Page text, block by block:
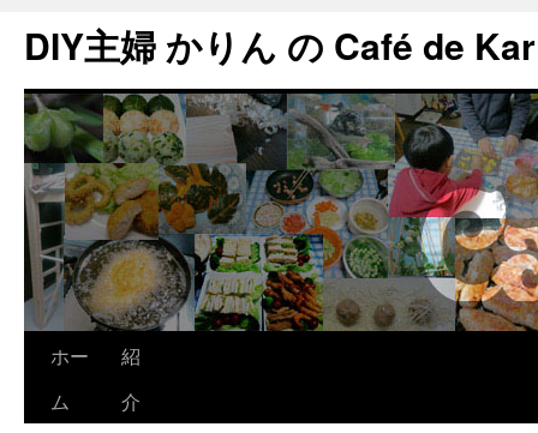
DIY主婦 かりん の Café de
ホー
ム
紹
介